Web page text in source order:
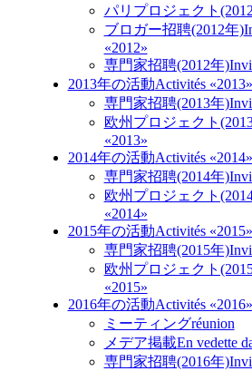
パリプロジェクト
ブロガー招聘(2012年)
«2012»
専門家招聘(2012年)
2013年の活動Activités «2013»
専門家招聘(2013年)
欧州プロジェクト
«2013»
2014年の活動Activités «2014»
専門家招聘(2014年)
欧州プロジェクト
«2014»
2015年の活動Activités «2015»
専門家招聘(2015年)
欧州プロジェクト
«2015»
2016年の活動Activités «2016»
ミーティングréunion
メデア掲載En vedette
専門家招聘(2016年)